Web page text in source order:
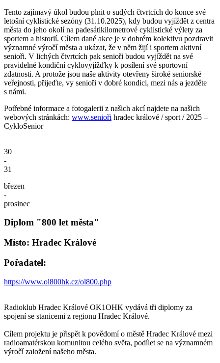
Tento zajímavý úkol budou plnit o sudých čtvrtcích do konce své
letošní cyklistické sezóny (31.10.2025), kdy budou vyjíždět z centra
města do jeho okolí na padesátikilometrové cyklistické výlety za
sportem a historií. Cílem dané akce je v dobrém kolektivu pozdravit
významné výročí města a ukázat, že v něm žijí i sportem aktivní
senioři. V lichých čtvrtcích pak senioři budou vyjíždět na své
pravidelné kondiční cyklovyjížďky k posílení své sportovní
zdatnosti. A protože jsou naše aktivity otevřeny široké seniorské
veřejnosti, přijeďte, vy senioři v dobré kondici, mezi nás a jezděte
s námi.
Potřebné informace a fotogalerii z našich akcí najdete na našich
webových stránkách: www.senioři hradec králové / sport / 2025 –
CykloSenior
30
-
31
březen
-
prosinec
Diplom "800 let města"
Místo: Hradec Králové
Pořadatel:
https://www.ol800hk.cz/ol800.php
Radioklub Hradec Králové OK1OHK vydává tři diplomy za
spojení se stanicemi z regionu Hradec Králové.
Cílem projektu je přispět k povědomí o městě Hradec Králové mezi
radioamatérskou komunitou celého světa, podílet se na významném
výročí založení našeho města.